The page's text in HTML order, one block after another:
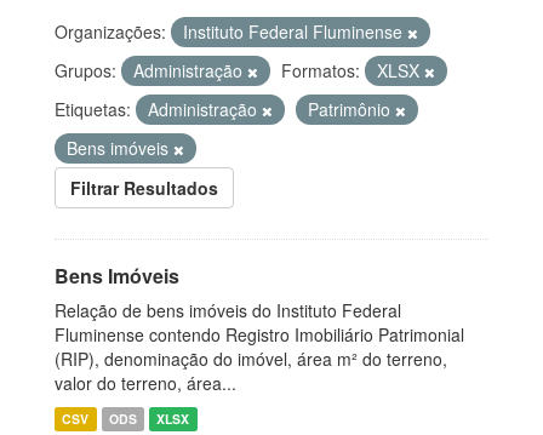
Organizações:
Instituto Federal Fluminense
Grupos:
Administração Formatos:
XLSX
Etiquetas:
Administração
Patrimônio
Bens imóveis
Filtrar Resultados
Bens Imóveis
Relação de bens imóveis do Instituto Federal
Fluminense contendo Registro Imobiliário Patrimonial
(RIP), denominação do imóvel, área m² do terreno,
valor do terreno, área...
CSV ODS XLSX